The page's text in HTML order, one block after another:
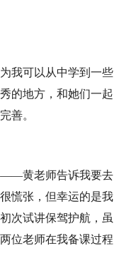
我可以从中学到一些
的地方，和她们一起
善。
——黄老师告诉我要去
慌张，但幸运的是我
次试讲保驾护航，虽
位老师在我备课过程